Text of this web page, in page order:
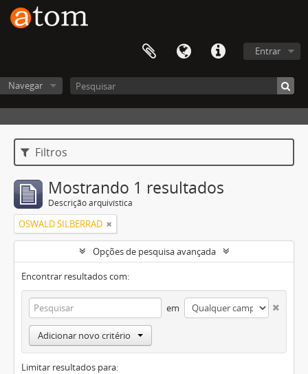
Entrar
Navegar
Filtros
Mostrando 1 resultados
Descrição arquivística
OSWALD SILBERRAD
Opções de pesquisa avançada
Encontrar resultados com:
em
Adicionar novo critério
Limitar resultados para: